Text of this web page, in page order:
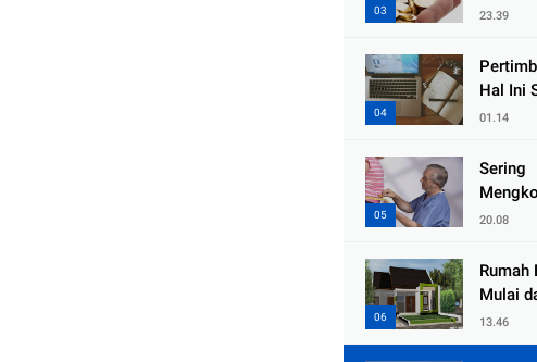
Ini
23.39
Hal Ini
Memulai
01.14
Sering
Gula
Awas
20.08
Rumah
Mulai
juta
13.46